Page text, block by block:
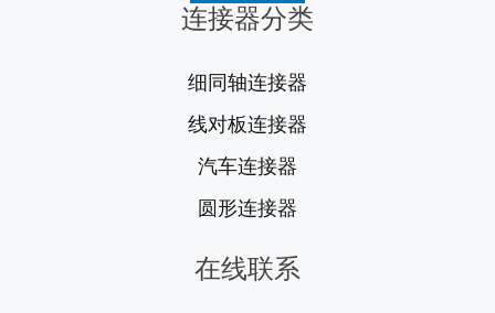
连接器分类
细同轴连接器
线对板连接器
汽车连接器
圆形连接器
在线联系